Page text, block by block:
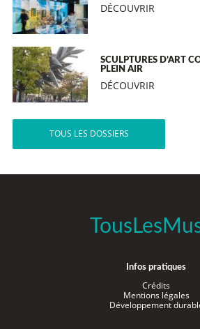
DÉCOUVRIR
SCULPTURES D’ART
PLEIN AIR
DÉCOUVRIR
TOUS LES DOSSIERS
Infos pratiques
Crédits
Mentions légales
Développement